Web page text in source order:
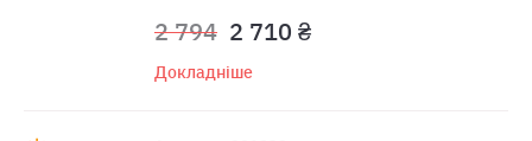
2 794 2 710 ₴
Докладніше